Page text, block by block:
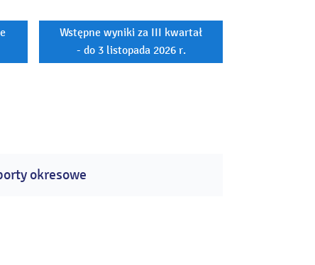
Wstępne wyniki za III kwartał
- do 3 listopada 2026 r.
okresowe